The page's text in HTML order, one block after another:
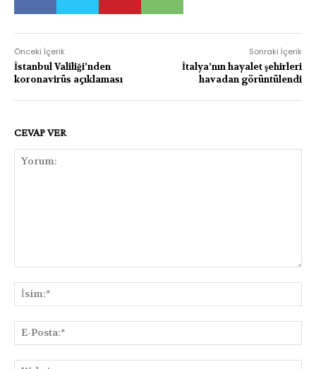
Önceki İçerik
İstanbul Valiliği’nden
koronavirüs açıklaması
Sonraki İçerik
İtalya’nın hayalet şehirleri
havadan görüntülendi
CEVAP VER